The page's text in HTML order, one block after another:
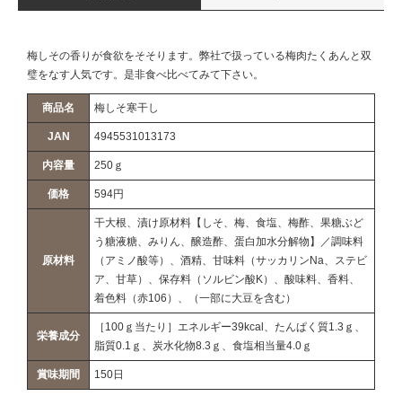
梅しその香りが食欲をそそります。弊社で扱っている梅肉たくあんと双
璧をなす人気です。是非食べ比べてみて下さい。
商品名 梅しそ寒干し
JAN 4945531013173
内容量 250ｇ
価格 594円
原材料
干大根、漬け原材料【しそ、梅、食塩、梅酢、果糖ぶど
う糖液糖、みりん、醸造酢、蛋白加水分解物】／調味料
（アミノ酸等）、酒精、甘味料（サッカリンNa、ステビ
ア、甘草）、保存料（ソルビン酸K）、酸味料、香料、
着色料（赤106）、（一部に大豆を含む）
栄養成分
［100ｇ当たり］エネルギー39kcal、たんぱく質1.3ｇ、
脂質0.1ｇ、炭水化物8.3ｇ、食塩相当量4.0ｇ
賞味期間 150日